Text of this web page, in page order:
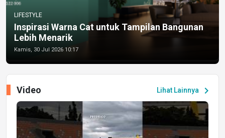
LIFESTYLE
Inspirasi Warna Cat untuk Tampilan Bangunan
Lebih Menarik
Kamis, 30 Jul 2026 10:17
Lihat Lainnya chevron_right
Video